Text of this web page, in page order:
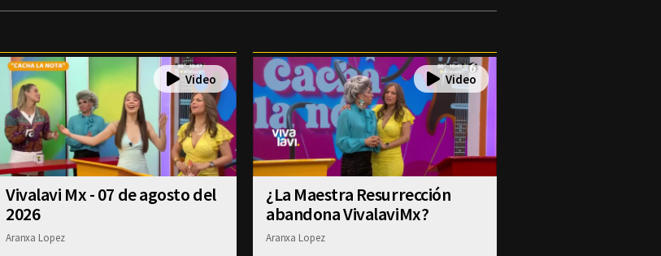
Vivalavi Mx - 07 de agosto del
2026
Aranxa Lopez
¿La Maestra Resurrección
abandona VivalaviMx?
Aranxa Lopez